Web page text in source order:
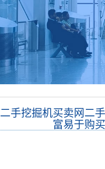
二手挖掘机买卖网二
富易于购